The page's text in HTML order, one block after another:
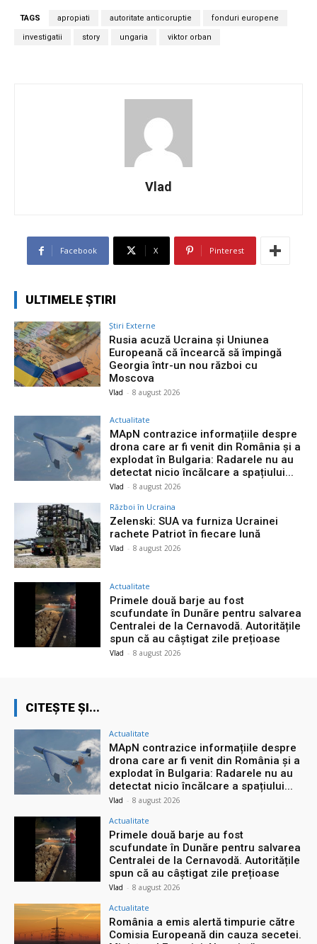
TAGS apropiati autoritate anticoruptie fonduri europene
investigatii story ungaria viktor orban
Vlad
Facebook X Pinterest
ULTIMELE ȘTIRI
Știri Externe
Rusia acuză Ucraina și Uniunea
Europeană că încearcă să împingă
Georgia într-un nou război cu
Moscova
Vlad - 8 august 2026
Actualitate
MApN contrazice informațiile despre
drona care ar fi venit din România și a
explodat în Bulgaria: Radarele nu au
detectat nicio încălcare a spațiului...
Vlad - 8 august 2026
Război în Ucraina
Zelenski: SUA va furniza Ucrainei
rachete Patriot în fiecare lună
Vlad - 8 august 2026
Actualitate
Primele două barje au fost
scufundate în Dunăre pentru salvarea
Centralei de la Cernavodă. Autoritățile
spun că au câștigat zile prețioase
Vlad - 8 august 2026
CITEȘTE ȘI...
Actualitate
MApN contrazice informațiile despre
drona care ar fi venit din România și a
explodat în Bulgaria: Radarele nu au
detectat nicio încălcare a spațiului...
Vlad - 8 august 2026
Actualitate
Primele două barje au fost
scufundate în Dunăre pentru salvarea
Centralei de la Cernavodă. Autoritățile
spun că au câștigat zile prețioase
Vlad - 8 august 2026
Actualitate
România a emis alertă timpurie către
Comisia Europeană din cauza secetei.